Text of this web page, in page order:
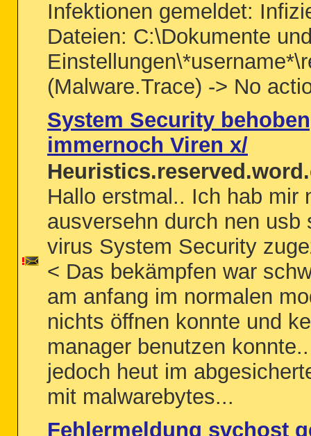
Infektionen gemeldet:
Dateien: C:\Dokumente
(Malware.Trace) -> No
System Security
immernoch Viren x/
Hallo erstmal.. Ich hab mir
ausversehn durch nen usb
virus System Security
< Das bekämpfen war
am anfang im normalen
nichts öffnen konnte und
manager benutzen
jedoch heut im
mit malwarebytes...
Fehlermeldung svchost